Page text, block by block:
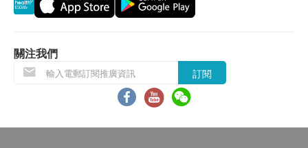
當顧客收取已訂購之貨品時，有責任檢查貨品是否
有損毀情況，一經確認簽收，恕不接受退換。
或過期退回，供應商有權不受理。
如有其他損壞或遺漏查詢，顧客必須保留有效收據
正本，並於送貨後3個工作天內按下列方式聯絡
Pawmacy 客戶服務部跟進。
電郵: info@pawmacy.com.hk
關注我們
訂閱